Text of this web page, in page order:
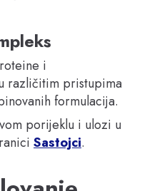
i
različitim pristupima
formulacija.
porijeklu i ulozi u
Sastojci.